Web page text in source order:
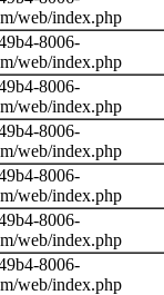
web/index.php
8006-
web/index.php
8006-
web/index.php
8006-
web/index.php
8006-
web/index.php
8006-
web/index.php
8006-
web/index.php